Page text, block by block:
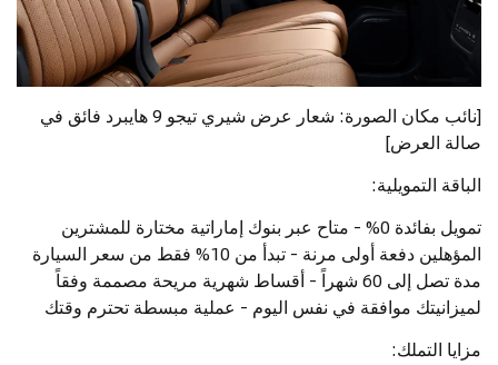
[نائب مكان الصورة: شعار عرض شيري تيجو 9 هايبرد فائق في
صالة العرض]
الباقة التمويلية:
تمويل بفائدة 0% - متاح عبر بنوك إماراتية مختارة للمشترين
المؤهلين دفعة أولى مرنة - تبدأ من 10% فقط من سعر السيارة
مدة تصل إلى 60 شهراً - أقساط شهرية مريحة مصممة وفقاً
لميزانيتك موافقة في نفس اليوم - عملية مبسطة تحترم وقتك
مزايا التملك: